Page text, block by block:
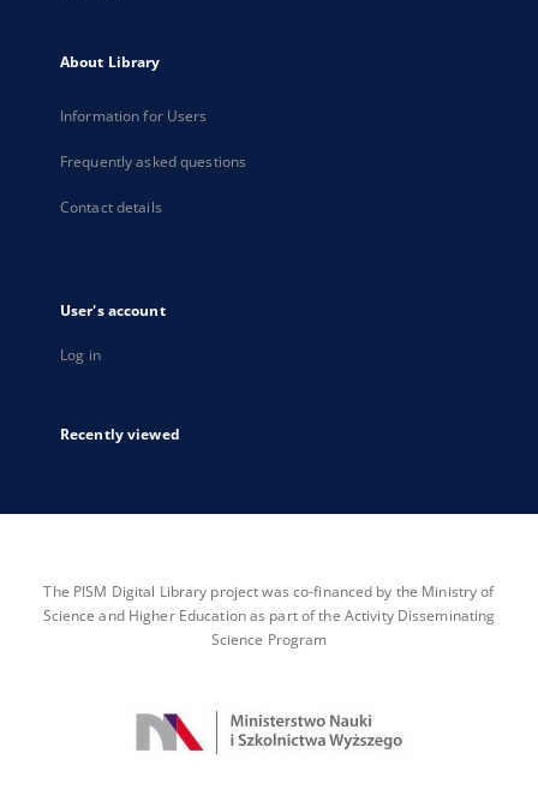
About Library
Information for Users
Frequently asked questions
Contact details
User's account
Log in
Recently viewed
The PISM Digital Library project was co-financed by the Ministry of
Science and Higher Education as part of the Activity Disseminating
Science Program